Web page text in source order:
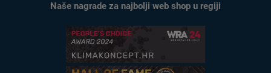
Naše nagrade za najbolji web shop u regiji